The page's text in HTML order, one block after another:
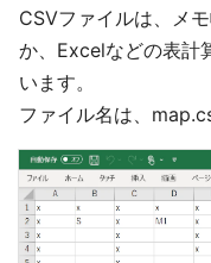
CSVファイルは、メ
か、Excelなどの表計
います。
ファイル名は、